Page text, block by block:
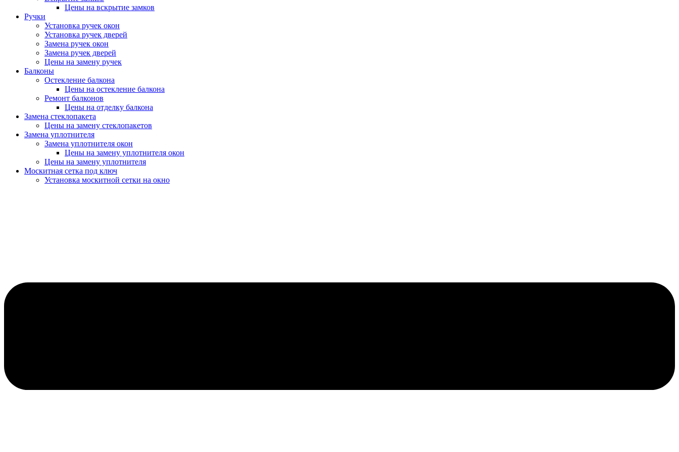
Цены на вскрытие замков
Ручки
Установка ручек окон
Установка ручек дверей
Замена ручек окон
Замена ручек дверей
Цены на замену ручек
Балконы
Остекление балкона
Цены на остекление балкона
Ремонт балконов
Цены на отделку балкона
Замена стеклопакета
Цены на замену стеклопакетов
Замена уплотнителя
Замена уплотнителя окон
Цены на замену уплотнителя окон
Цены на замену уплотнителя
Москитная сетка под ключ
Установка москитной сетки на окно